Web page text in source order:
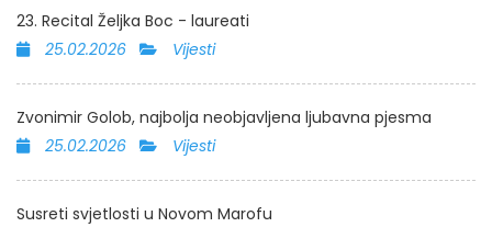
23. Recital Željka Boc - laureati
25.02.2026
Vijesti
Zvonimir Golob, najbolja neobjavljena ljubavna pjesma
25.02.2026
Vijesti
Susreti svjetlosti u Novom Marofu